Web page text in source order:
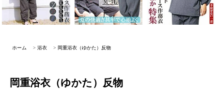
ホーム > 浴衣 > 岡重浴衣（ゆかた）反物
岡重浴衣（ゆかた）反物